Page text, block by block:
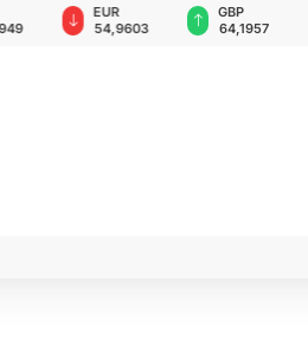
EUR
54,9603
GBP
64,1957